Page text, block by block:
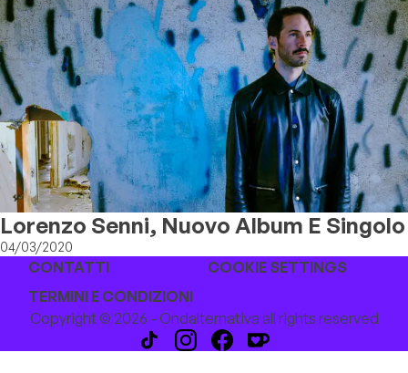
Lorenzo Senni, Nuovo Album E Singolo
04/03/2020
CONTATTI
COOKIE SETTINGS
TERMINI E CONDIZIONI
Copyright © 2026 - Ondalternativa all rights reserved